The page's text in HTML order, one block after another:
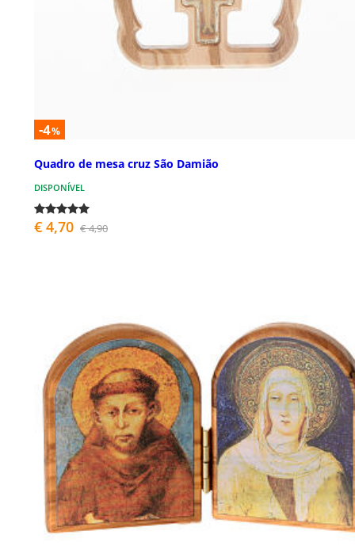
-4%
Quadro de mesa cruz São Damião
DISPONÍVEL
€ 4,70 € 4,90